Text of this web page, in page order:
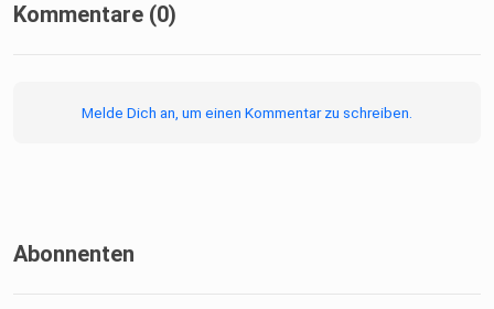
Kommentare (0)
Melde Dich an, um einen Kommentar zu schreiben.
Abonnenten